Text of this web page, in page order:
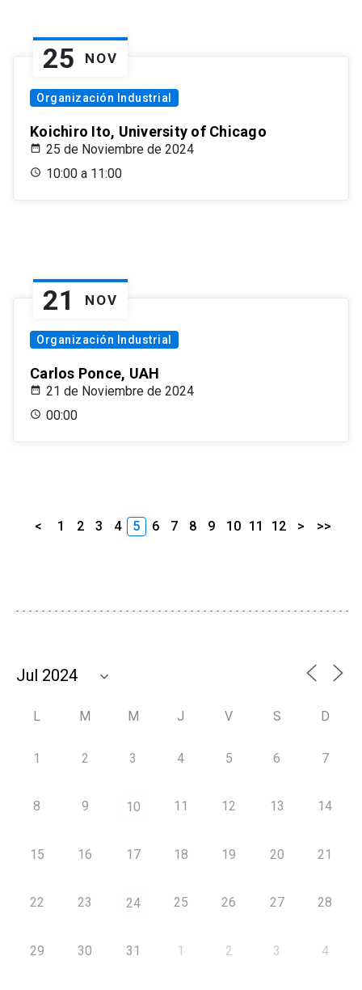
25 NOV
Organización Industrial
Koichiro Ito, University of Chicago
25 de Noviembre de 2024
10:00 a 11:00
21 NOV
Organización Industrial
Carlos Ponce, UAH
21 de Noviembre de 2024
00:00
< 1 2 3 4 5 6 7 8 9 10 11 12 > >>
L M M J V S D
1 2 3 4 5 6 7
8 9 10 11 12 13 14
15 16 17 18 19 20 21
22 23 24 25 26 27 28
29 30 31 1 2 3 4